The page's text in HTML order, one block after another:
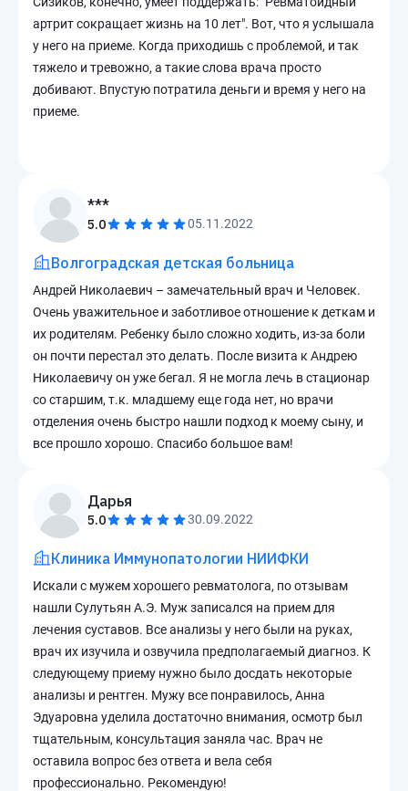
артрит сокращает жизнь на 10 лет". Вот, что я услышала
у него на приеме. Когда приходишь с проблемой, и так
тяжело и тревожно, а такие слова врача просто
добивают. Впустую потратила деньги и время у него на
приеме.
***
5.0 05.11.2022
Волгоградская детская больница
Андрей Николаевич – замечательный врач и Человек.
Очень уважительное и заботливое отношение к деткам и
их родителям. Ребенку было сложно ходить, из-за боли
он почти перестал это делать. После визита к Андрею
Николаевичу он уже бегал. Я не могла лечь в стационар
со старшим, т.к. младшему еще года нет, но врачи
отделения очень быстро нашли подход к моему сыну, и
все прошло хорошо. Спасибо большое вам!
Дарья
5.0 30.09.2022
Клиника Иммунопатологии НИИФКИ
Искали с мужем хорошего ревматолога, по отзывам
нашли Сулутьян А.Э. Муж записался на прием для
лечения суставов. Все анализы у него были на руках,
врач их изучила и озвучила предполагаемый диагноз. К
следующему приему нужно было досдать некоторые
анализы и рентген. Мужу все понравилось, Анна
Эдуаровна уделила достаточно внимания, осмотр был
тщательным, консультация заняла час. Врач не
оставила вопрос без ответа и вела себя
профессионально. Рекомендую!